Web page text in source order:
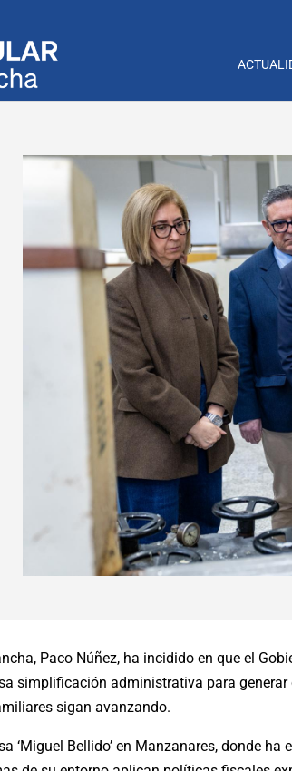
Paco Núñez, ha incidido en que el
simplificación administrativa para
sigan avanzando.
‘Miguel Bellido’ en Manzanares, donde